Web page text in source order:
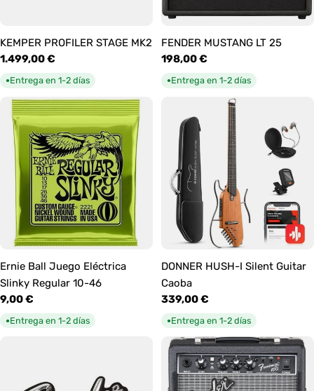
KEMPER PROFILER STAGE MK2
Precio
habitual
1.499,00 €
●Entrega en 1-2 días
FENDER MUSTANG LT 25
Precio
habitual
198,00 €
●Entrega en 1-2 días
Ernie Ball Juego Eléctrica
Slinky Regular 10-46
Precio
habitual
9,00 €
●Entrega en 1-2 días
DONNER HUSH-I Silent Guitar
Caoba
Precio
habitual
339,00 €
●Entrega en 1-2 días